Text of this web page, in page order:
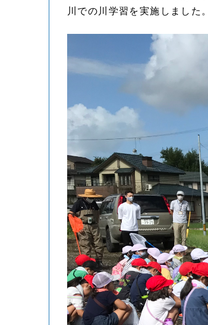
川での川学習を実施しました。